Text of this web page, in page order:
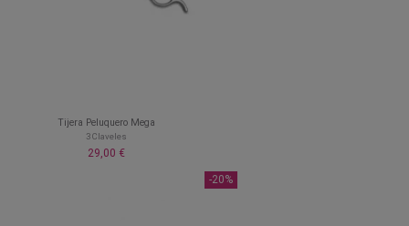
Tijera Peluquero Mega
3 Claveles
29,00 €
-20%